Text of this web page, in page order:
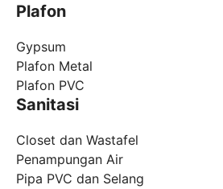
Plafon
Gypsum
Plafon Metal
Plafon PVC
Sanitasi
Closet dan Wastafel
Penampungan Air
Pipa PVC dan Selang